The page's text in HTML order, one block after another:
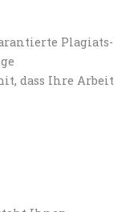
Plagiats-
dass Ihre Arbeit